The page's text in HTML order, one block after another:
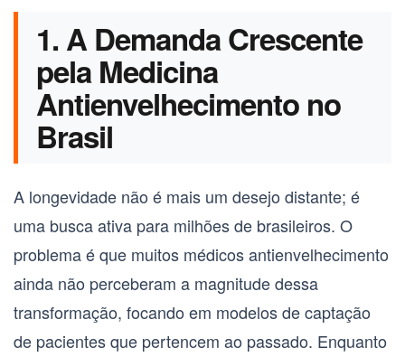
1. A Demanda Crescente
pela Medicina
Antienvelhecimento no
Brasil
A longevidade não é mais um desejo distante; é
uma busca ativa para milhões de brasileiros. O
problema é que muitos médicos antienvelhecimento
ainda não perceberam a magnitude dessa
transformação, focando em modelos de captação
de pacientes que pertencem ao passado. Enquanto